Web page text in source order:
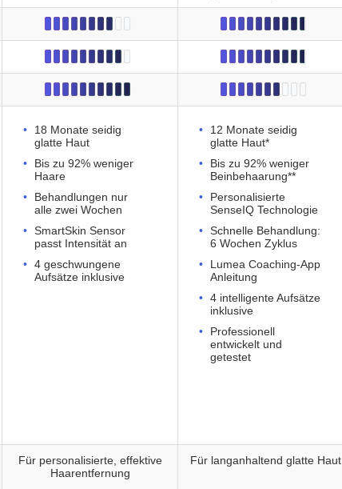
18 Monate seidig
glatte Haut
Bis zu 92% weniger
Haare
Behandlungen nur
alle zwei Wochen
SmartSkin Sensor
passt Intensität an
4 geschwungene
Aufsätze inklusive
12 Monate seidig
glatte Haut*
Bis zu 92% weniger
Beinbehaarung**
Personalisierte
SenseIQ Technologie
Schnelle Behandlung:
6 Wochen Zyklus
Lumea Coaching-App
Anleitung
4 intelligente Aufsätze
inklusive
Professionell
entwickelt und
getestet
Für personalisierte, effektive
Haarentfernung
Für langanhaltend glatte Haut